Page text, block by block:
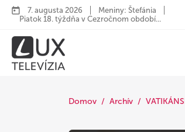
7. augusta 2026
Meniny: Štefánia
Piatok 18. týždňa v Cezročnom období...
Domov Archív